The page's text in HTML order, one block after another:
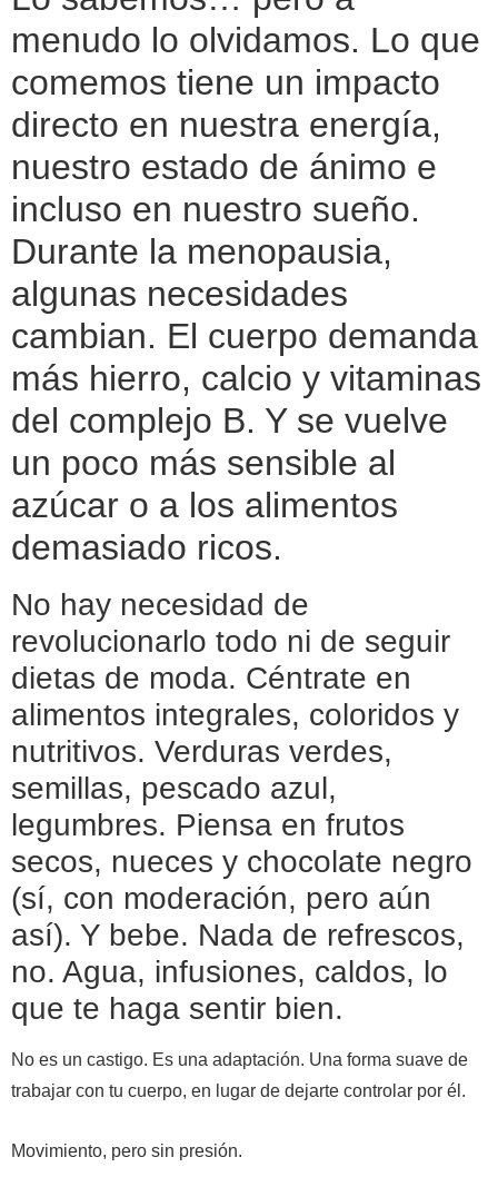
menudo lo olvidamos. Lo que
comemos tiene un impacto
directo en nuestra energía,
nuestro estado de ánimo e
incluso en nuestro sueño.
Durante la menopausia,
algunas necesidades
cambian. El cuerpo demanda
más hierro, calcio y vitaminas
del complejo B. Y se vuelve
un poco más sensible al
azúcar o a los alimentos
demasiado ricos.
No hay necesidad de
revolucionarlo todo ni de seguir
dietas de moda. Céntrate en
alimentos integrales, coloridos y
nutritivos. Verduras verdes,
semillas, pescado azul,
legumbres. Piensa en frutos
secos, nueces y chocolate negro
(sí, con moderación, pero aún
así). Y bebe. Nada de refrescos,
no. Agua, infusiones, caldos, lo
que te haga sentir bien.
No es un castigo. Es una adaptación. Una forma suave de
trabajar con tu cuerpo, en lugar de dejarte controlar por él.
Movimiento, pero sin presión.